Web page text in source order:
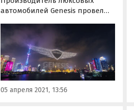
автомобилей Genesis провел
дрона в небе над Шанхаем 29
марта этого года. Событие было
посвящено открытию
компании в Китае и внесено в
книгу рекордов Гиннесса за
«наибольшее количество
одновременно…
05 апреля 2021, 13:56